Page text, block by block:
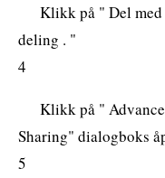
Klikk på " Del
deling . "
4
Klikk på "
Sharing" dialogboks
5